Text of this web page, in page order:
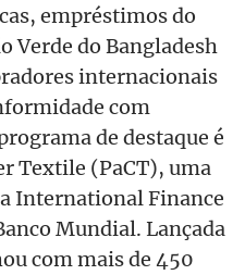
empréstimos do
Verde do Bangladesh
internacionais
com
de destaque é
Textile (PaCT), uma
International Finance
Mundial. Lançada
com mais de 450